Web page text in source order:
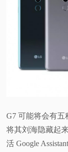
G7 可能将会有
将其刘海隐藏起
活 Google